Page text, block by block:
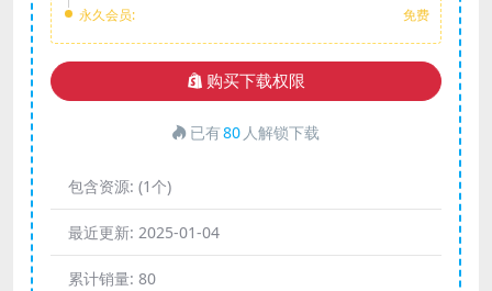
永久会员:
免费
购买下载权限
已有80 人解锁下载
包含资源: (1个)
最近更新: 2025-01-04
累计销量: 80